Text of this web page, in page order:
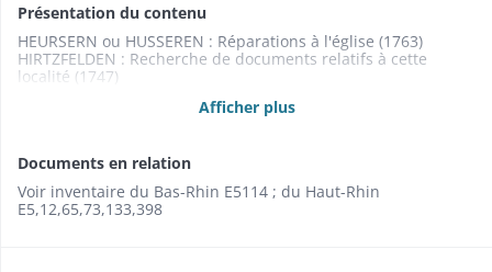
Présentation du contenu
HEURSERN ou HUSSEREN : Réparations à l'église (1763)
HIRTZFELDEN : Recherche de documents relatifs à cette
localité (1747)
bien situé entre ces deux villages. - Juridiction et droit du
Afficher plus
Documents en relation
Voir inventaire du Bas-Rhin E5114 ; du Haut-Rhin
E5,12,65,73,133,398